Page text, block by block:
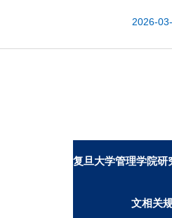
2026-
复旦大学管理学院研
文相关